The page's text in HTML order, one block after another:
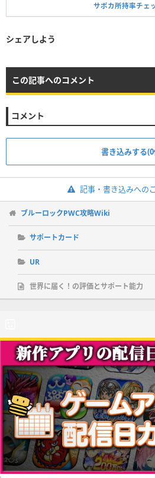
サポカ所持率チェ
シェアしよう
この記事へのコメント
コメント
書き込みする
記事・書き込みへの
ブルーロックPWC攻略Wiki
サポートカード
UR
世界に届く！の評価とサポート能力